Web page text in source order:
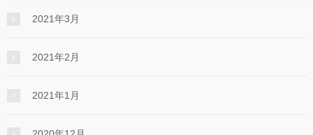
2021年3月
2021年2月
2021年1月